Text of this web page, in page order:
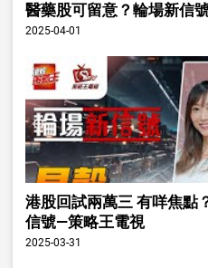
醫藥股可留意？輪場新信
2025-04-01
港股回試兩萬三 有咩焦點
信號—策略王電視
2025-03-31